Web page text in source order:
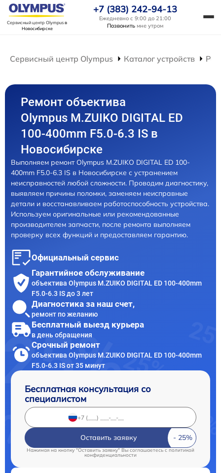
Сервисный центр Olympusв
Новосибирске
+7 (383) 242-94-13
Ежедневно с 9:00 до 21:00
Позвонить мне утром
Сервисный центр Olympus Каталог устройств
Ремонт объектива
Olympus M.ZUIKO DIGITAL ED
100-400mm F5.0-6.3 IS в
Новосибирске
Выполняем ремонт Olympus M.ZUIKO DIGITAL ED 100-
400mm F5.0-6.3 IS в Новосибирске с устранением
неисправностей любой сложности. Проводим диагностику,
выявляем причины поломки, заменяем неисправные
детали и восстанавливаем работоспособность устройства.
Используем оригинальные или рекомендованные
производителем запчасти, после ремонта выполняем
проверку всех функций и предоставляем гарантию.
Официальный сервис
Гарантийное обслуживание
объектива Olympus M.ZUIKO DIGITAL ED 100-400mm
F5.0-6.3 IS до 3 лет
Диагностика за наш счет,
ремонт по желанию
Бесплатный выезд курьера
в день обращения
Срочный ремонт
объектива Olympus M.ZUIKO DIGITAL ED 100-400mm
F5.0-6.3 IS от 35 минут
Бесплатная консультация со
специалистом
Оставить заявку
Нажимая на кнопку "Оставить заявку" Вы соглашаетесь c политикой
конфиденциальности